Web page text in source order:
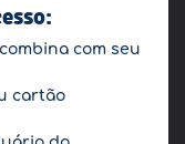
com seu
cartão